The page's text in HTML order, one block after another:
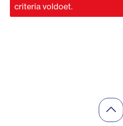
criteria voldoet.